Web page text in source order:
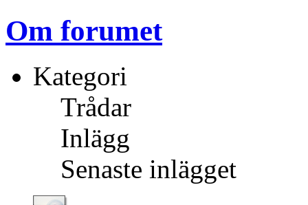
Om forumet
Kategori
Trådar
Inlägg
Senaste inlägget